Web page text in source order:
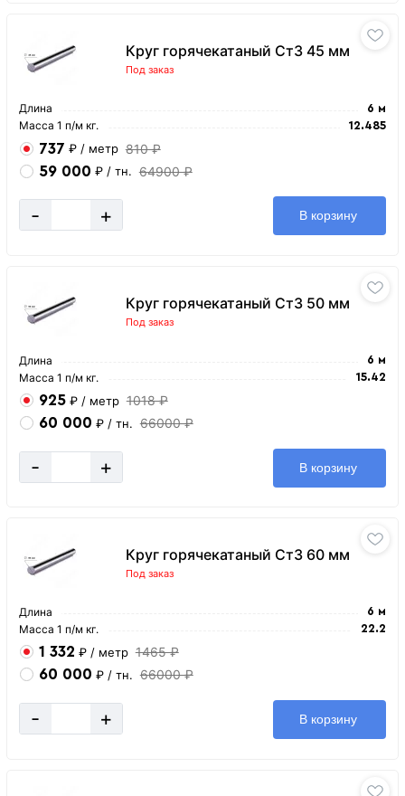
Круг горячекатаный Ст3 45 мм
Под заказ
Длина 6 м
Масса 1 п/м кг. 12.485
737 ₽ / метр 810 ₽
59 000 ₽ / тн. 64900 ₽
- + В корзину
Круг горячекатаный Ст3 50 мм
Под заказ
Длина 6 м
Масса 1 п/м кг. 15.42
925 ₽ / метр 1018 ₽
60 000 ₽ / тн. 66000 ₽
- + В корзину
Круг горячекатаный Ст3 60 мм
Под заказ
Длина 6 м
Масса 1 п/м кг. 22.2
1 332 ₽ / метр 1465 ₽
60 000 ₽ / тн. 66000 ₽
- + В корзину